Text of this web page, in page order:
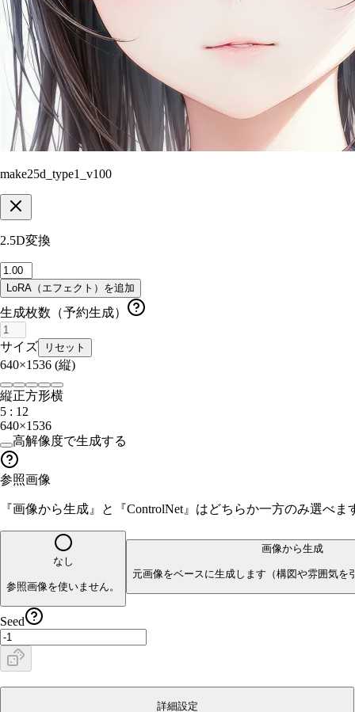
make25d_type1_v100
2.5D変換
LoRA（エフェクト）を追加
生成枚数（予約生成）
サイズ リセット
640×1536 (縦)
縦正方形横
5 : 12
640×1536
高解像度で生成する
参照画像
『画像から生成』と『ControlNet』はどちらか一方のみ選べ
なし
参照画像を使いません。
画像から生成
元画像をベースに生成します（構図や雰囲気を
Seed
詳細設定